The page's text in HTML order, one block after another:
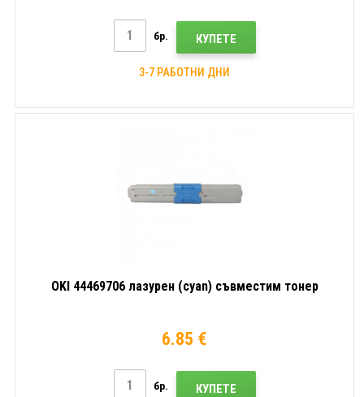
бр. КУПЕТЕ
3-7 РАБОТНИ ДНИ
OKI 44469706 лазурен (cyan) съвместим тонер
6.85 €
бр. КУПЕТЕ